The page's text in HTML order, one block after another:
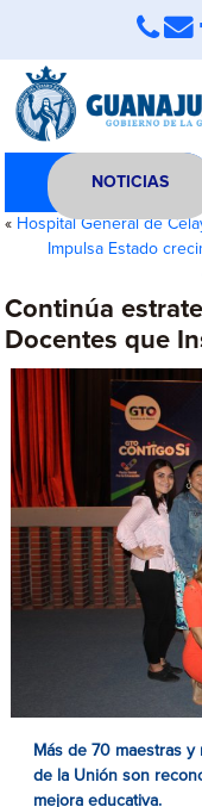
NOTICIAS
« Hospital General de
Impulsa Estado
Continúa
Docentes que
Más de 70 maestras
de la Unión son
mejora educativa.